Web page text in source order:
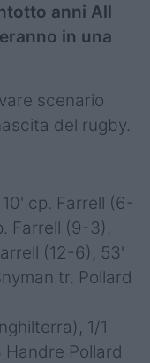
anni All
in una
scenario
del rugby.
cp. Farrell (6-
Farrell (9-3),
(12-6), 53'
tr. Pollard
1/1
Pollard